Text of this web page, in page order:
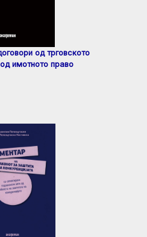
од трговското
имотното право